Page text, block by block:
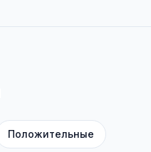
Положительные